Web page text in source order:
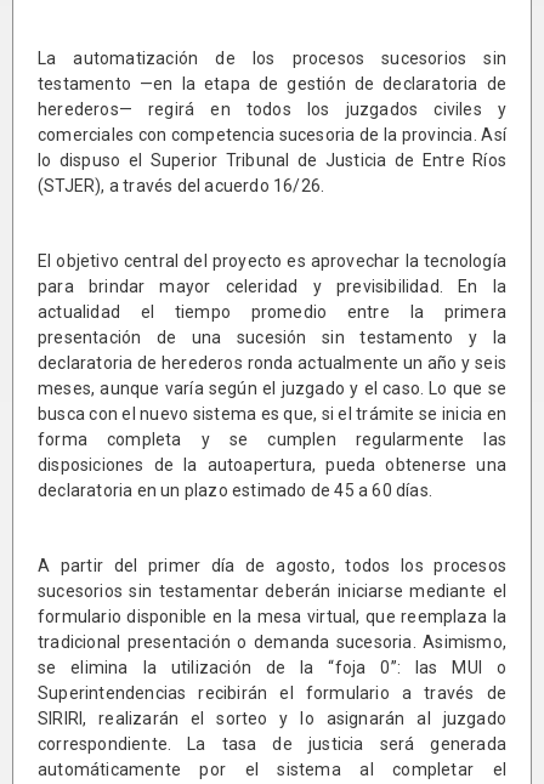
La automatización de los procesos sucesorios sin
testamento —en la etapa de gestión de declaratoria de
herederos— regirá en todos los juzgados civiles y
comerciales con competencia sucesoria de la provincia. Así
lo dispuso el Superior Tribunal de Justicia de Entre Ríos
(STJER), a través del acuerdo 16/26.
El objetivo central del proyecto es aprovechar la tecnología
para brindar mayor celeridad y previsibilidad. En la
actualidad el tiempo promedio entre la primera
presentación de una sucesión sin testamento y la
declaratoria de herederos ronda actualmente un año y seis
meses, aunque varía según el juzgado y el caso. Lo que se
busca con el nuevo sistema es que, si el trámite se inicia en
forma completa y se cumplen regularmente las
disposiciones de la autoapertura, pueda obtenerse una
declaratoria en un plazo estimado de 45 a 60 días.
A partir del primer día de agosto, todos los procesos
sucesorios sin testamentar deberán iniciarse mediante el
formulario disponible en la mesa virtual, que reemplaza la
tradicional presentación o demanda sucesoria. Asimismo,
se elimina la utilización de la “foja 0”: las MUI o
Superintendencias recibirán el formulario a través de
SIRIRI, realizarán el sorteo y lo asignarán al juzgado
correspondiente. La tasa de justicia será generada
automáticamente por el sistema al completar el